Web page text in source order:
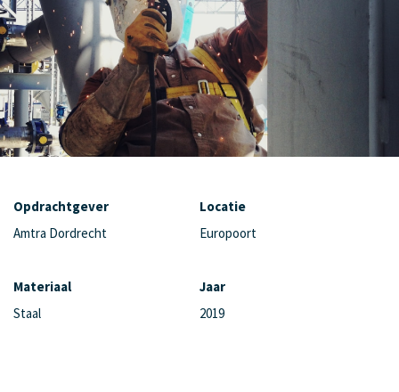
Opdrachtgever
Amtra Dordrecht
Locatie
Europoort
Materiaal
Staal
Jaar
2019